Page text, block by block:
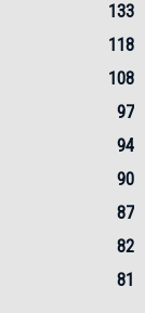
133
118
108
97
94
90
87
82
81